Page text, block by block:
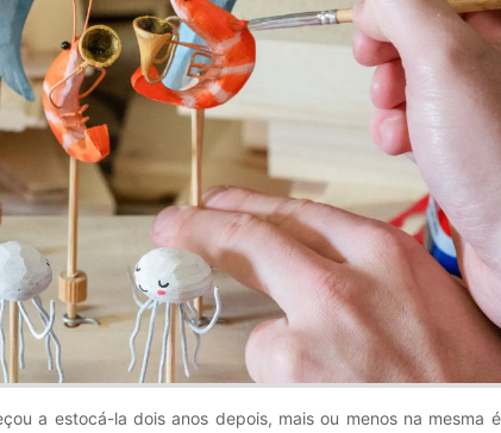
a estocá-la dois anos depois, mais ou menos na mesma